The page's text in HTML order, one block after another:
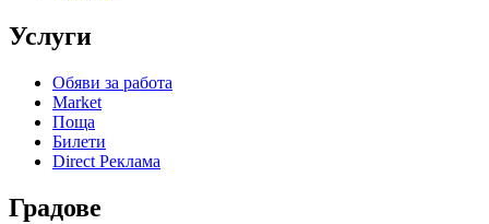
Услуги
Обяви за работа
Market
Поща
Билети
Direct Реклама
Градове